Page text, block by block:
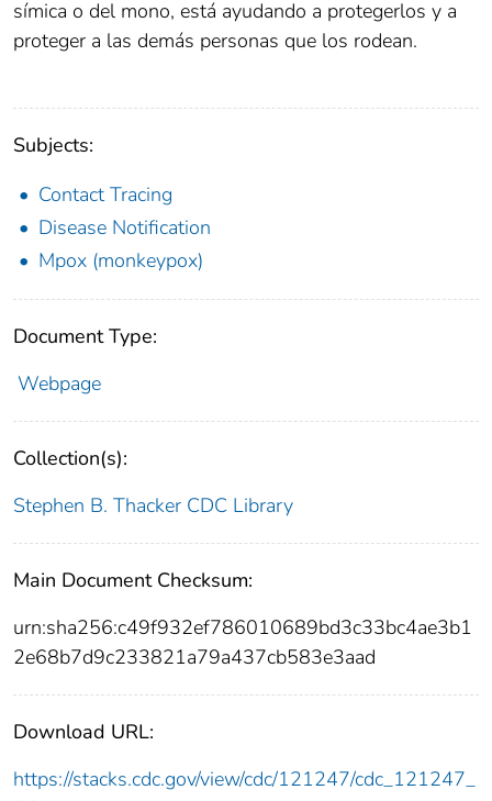
símica o del mono, está ayudando a protegerlos y a
proteger a las demás personas que los rodean.
Subjects:
Contact Tracing
Disease Notification
Mpox (monkeypox)
Document Type:
Webpage
Collection(s):
Stephen B. Thacker CDC Library
Main Document Checksum:
urn:sha256:c49f932ef786010689bd3c33bc4ae3b1
2e68b7d9c233821a79a437cb583e3aad
Download URL:
https://stacks.cdc.gov/view/cdc/121247/cdc_121247_